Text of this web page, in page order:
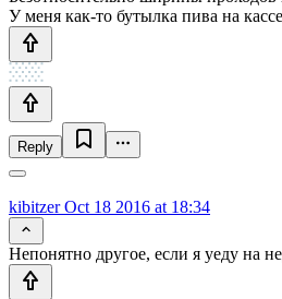
У меня как-то бутылка пива на
Reply
kibitzerOct 18 2016 at 18:34
Непонятно другое, если я уеду на